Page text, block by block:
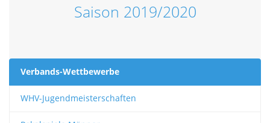
Saison 2019/2020
Verbands-Wettbewerbe
WHV-Jugendmeisterschaften